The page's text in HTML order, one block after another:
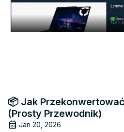
📦 Jak Przekonwertować
(Prosty Przewodnik)
Jan 20, 2026